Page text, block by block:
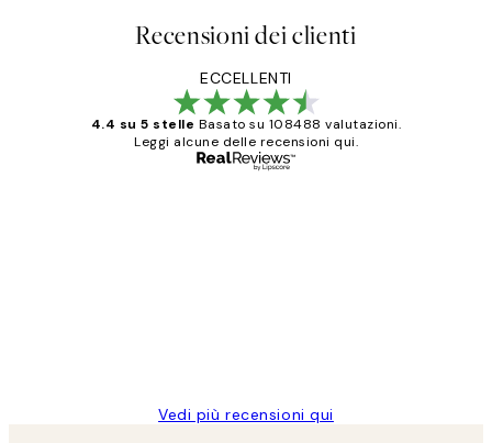
Recensioni dei clienti
ECCELLENTI
4.4 su 5 stelle Basato su 108488 valutazioni.
Leggi alcune delle recensioni qui.
Vedi più recensioni qui